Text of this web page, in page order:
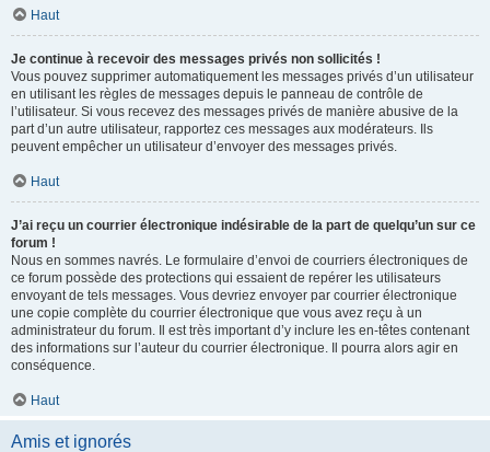
Haut
Je continue à recevoir des messages privés non sollicités !
Vous pouvez supprimer automatiquement les messages privés d’un utilisateur
en utilisant les règles de messages depuis le panneau de contrôle de
l’utilisateur. Si vous recevez des messages privés de manière abusive de la
part d’un autre utilisateur, rapportez ces messages aux modérateurs. Ils
peuvent empêcher un utilisateur d’envoyer des messages privés.
Haut
J’ai reçu un courrier électronique indésirable de la part de quelqu’un sur ce
forum !
Nous en sommes navrés. Le formulaire d’envoi de courriers électroniques de
ce forum possède des protections qui essaient de repérer les utilisateurs
envoyant de tels messages. Vous devriez envoyer par courrier électronique
une copie complète du courrier électronique que vous avez reçu à un
administrateur du forum. Il est très important d’y inclure les en-têtes contenant
des informations sur l’auteur du courrier électronique. Il pourra alors agir en
conséquence.
Haut
Amis et ignorés